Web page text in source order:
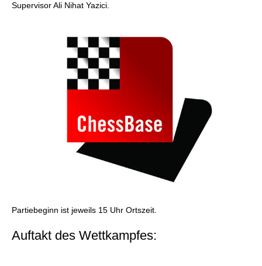
Supervisor Ali Nihat Yazici.
Partiebeginn ist jeweils 15 Uhr Ortszeit.
Auftakt des Wettkampfes: